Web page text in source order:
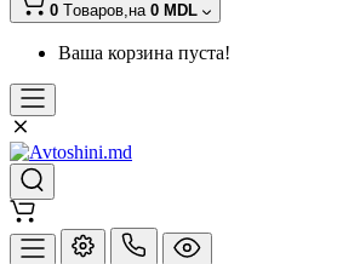
0 Tоваров,на 0 MDL
Ваша корзина пуста!